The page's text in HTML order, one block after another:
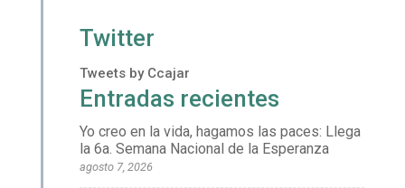
Twitter
Tweets by Ccajar
Entradas recientes
Yo creo en la vida, hagamos las paces: Llega
la 6a. Semana Nacional de la Esperanza
agosto 7, 2026